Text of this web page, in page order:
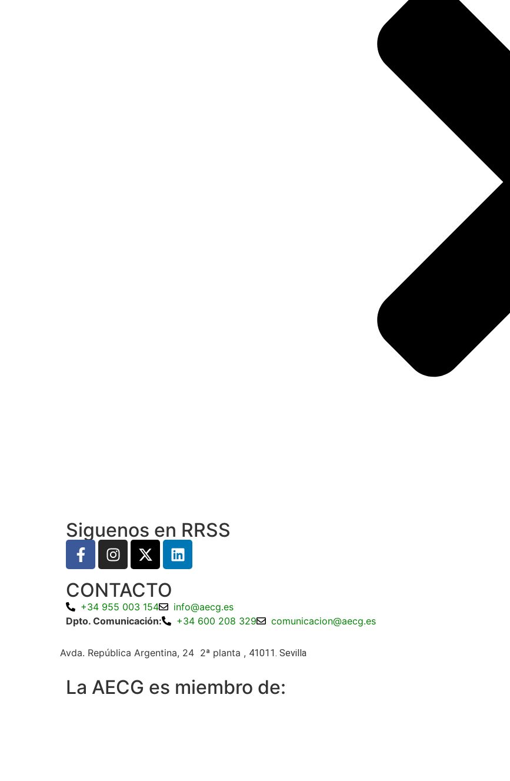
Siguenos en RRSS
CONTACTO
+34 955 003 154
info@aecg.es
Dpto. Comunicación:
+34 600 208 329 comunicacion@aecg.es
Avda. República Argentina, 24 2ª planta , 41011. Sevilla
La AECG es miembro de: